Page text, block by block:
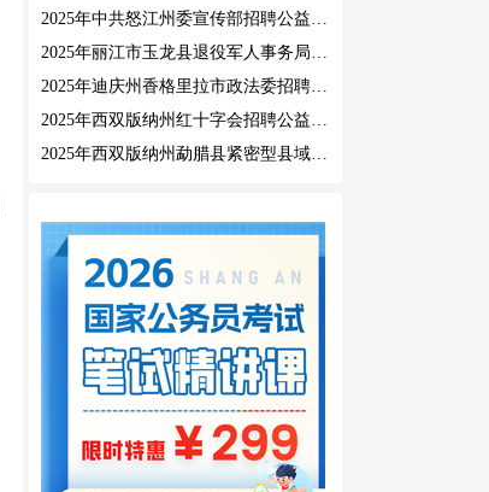
2025年中共怒江州委宣传部招聘公益性岗位公告
2025年丽江市玉龙县退役军人事务局公益性岗位招聘公告
2025年迪庆州香格里拉市政法委招聘公益性岗位公告
2025年西双版纳州红十字会招聘公益性岗位人员公告
2025年西双版纳州勐腊县紧密型县域医共体招聘编外人员公告